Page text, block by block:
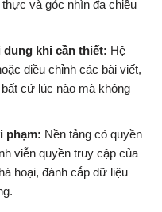
và góc nhìn đa chiều
khi cần thiết: Hệ
điều chỉnh các bài viết,
cứ lúc nào mà không
phạm: Nền tảng có quyền
viễn quyền truy cập của
hoại, đánh cắp dữ liệu